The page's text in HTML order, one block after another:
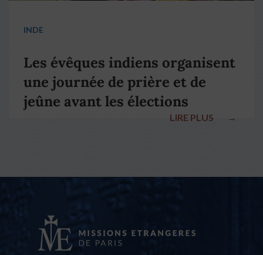
INDE
Les évêques indiens organisent
une journée de prière et de
jeûne avant les élections
LIRE PLUS →